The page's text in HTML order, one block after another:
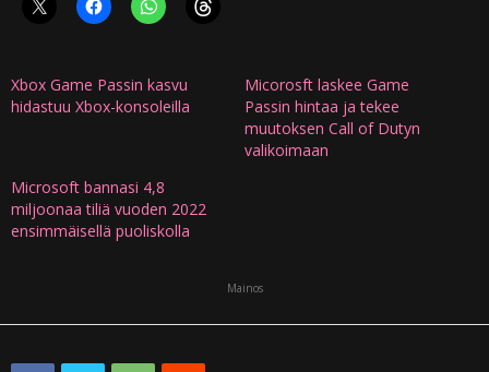
Xbox Game Passin kasvu
hidastuu Xbox-konsoleilla
Micorosft laskee Game
Passin hintaa ja tekee
muutoksen Call of Dutyn
valikoimaan
Microsoft bannasi 4,8
miljoonaa tiliä vuoden 2022
ensimmäisellä puoliskolla
Mainos